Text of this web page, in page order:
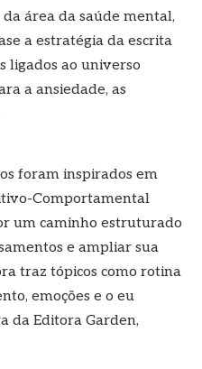
área da saúde mental,
a estratégia da escrita
ligados ao universo
a ansiedade, as
foram inspirados em
Comportamental
um caminho estruturado
e ampliar sua
traz tópicos como rotina
emoções e o eu
da Editora Garden,